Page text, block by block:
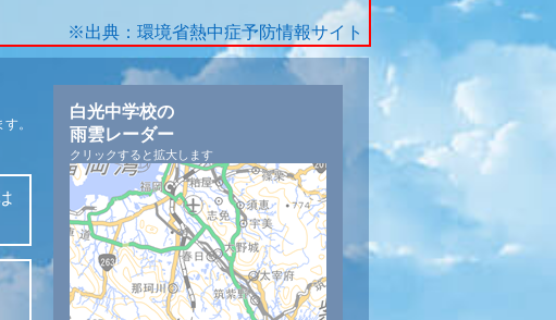
※出典：環境省熱中症予防情報サイト
。
白光中学校の
雨雲レーダー
クリックすると拡大します